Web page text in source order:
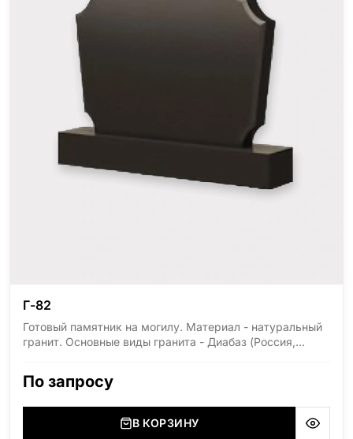
Г-82
Готовый памятник на могилу. Материал - натуральный
гранит. Основные виды гранита - Диабаз (Россия,
(Украина, Житомерская область), Лабродарит
(Украина, Житомерская область), Сюксюансаари
(Россия, Карелия), Амфиболит (Россия, Мурманская
По запросу
В КОРЗИНУ